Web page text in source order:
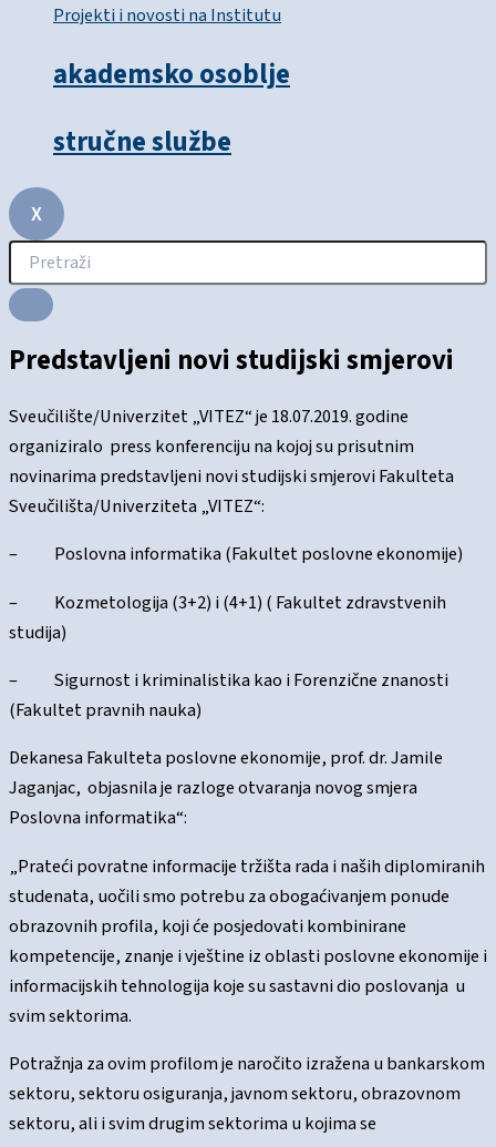
Projekti i novosti na Institutu
akademsko osoblje
stručne službe
X
Predstavljeni novi studijski smjerovi
Sveučilište/Univerzitet „VITEZ“ je 18.07.2019. godine
organiziralo press konferenciju na kojoj su prisutnim
novinarima predstavljeni novi studijski smjerovi Fakulteta
Sveučilišta/Univerziteta „VITEZ“:
– Poslovna informatika (Fakultet poslovne ekonomije)
– Kozmetologija (3+2) i (4+1) ( Fakultet zdravstvenih
studija)
– Sigurnost i kriminalistika kao i Forenzične znanosti
(Fakultet pravnih nauka)
Dekanesa Fakulteta poslovne ekonomije, prof. dr. Jamile
Jaganjac, objasnila je razloge otvaranja novog smjera
Poslovna informatika“:
„Prateći povratne informacije tržišta rada i naših diplomiranih
studenata, uočili smo potrebu za obogaćivanjem ponude
obrazovnih profila, koji će posjedovati kombinirane
kompetencije, znanje i vještine iz oblasti poslovne ekonomije i
informacijskih tehnologija koje su sastavni dio poslovanja u
svim sektorima.
Potražnja za ovim profilom je naročito izražena u bankarskom
sektoru, sektoru osiguranja, javnom sektoru, obrazovnom
sektoru, ali i svim drugim sektorima u kojima se